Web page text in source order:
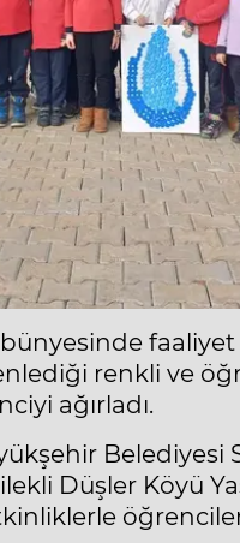
renkli ve
ağırladı.
Belediyesi
Düşler Köyü